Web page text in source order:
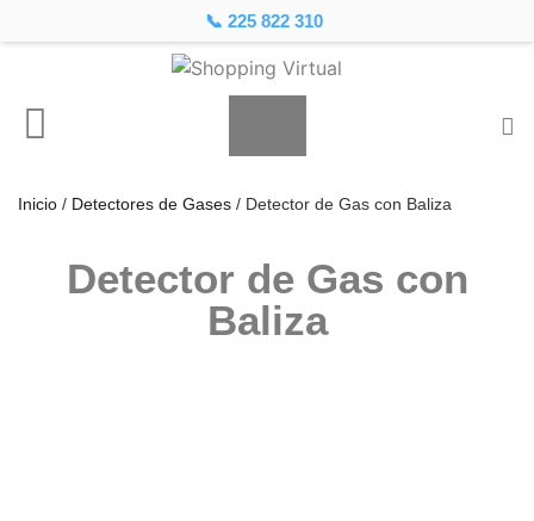
📞 225 822 310
Inicio / Detectores de Gases / Detector de Gas con Baliza
Detector de Gas con
Baliza